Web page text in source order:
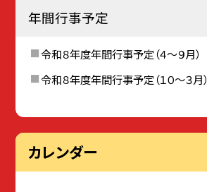
年間行事予定
令和８年度年間行事予定（４～９月）
令和８年度年間行事予定（１０～３月）
カレンダー